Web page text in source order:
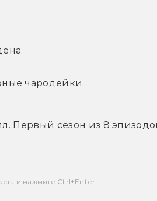
чародейки.
Первый сезон из 8
и нажмите Ctrl+Enter.